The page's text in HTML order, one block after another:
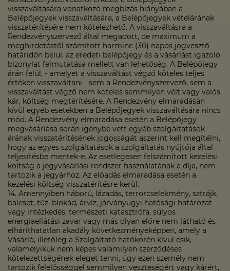
visszaváltására vonatkozó megbízás hiányában a
Belépőjegyek visszaváltására, a Belépőjegyek vételárának
visszatérítésére nem kötelezhető. A visszaváltásra a
Rendezvényszervező által megadott, de maximum a
meghirdetéstől számított harminc (30) napos jogvesztő
határidőn belül, az eredeti belépőjegy és a vásárlást igazoló
bizonylat felmutatása mellett van lehetőség. A Belépőjegy
árán felül, - amelyet a visszaváltást végző köteles teljes
értéken visszaváltani - sem a Rendezvényszervező, sem a
visszaváltást végző nem köteles semmilyen vélt vagy valós
kár, költség megtérítésére. A Rendezvény elmaradásán
kívül egyéb esetekben a Belépőjegyek visszaváltására nincs
mód. A Rendezvény elmaradása esetén a Belépőjegy
megvásárlása során igénybe vett egyéb szolgáltatások
árának visszatérítésének jogosságát aszerint kell megítélni,
hogy az egyes szolgáltatások a szolgáltatás nyújtója által
teljesítésbe mentek-e. Az esetlegesen felszámított kezelési
költség a jegyvásárlási rendszer használatának a díja, nem
tartozik a jegyárhoz. Az előadás elmaradása esetén a
kezelési költség visszatérítésre kerül.
14. Amennyiben háború, lázadás, terrorcselekmény, sztrájk,
baleset, tűz, blokád, árvíz, járványügyi hatósági határozat
vagy intézkedés, természeti katasztrófa, súlyos
energiaellátási zavar vagy más olyan előre nem látható és
elháríthatatlan akadály következményeképpen, amely a
Vásárló, illetőleg a Szolgáltató hatókörén kívül esik,
valamelyikük nem képes valamilyen szerződéses
kötelezettségének eleget tenni, úgy ezen személy nem
tartozik felelősséggel semmilyen veszteségért vagy kárért,